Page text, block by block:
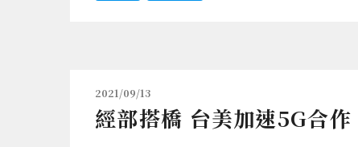
2021/09/13
經部搭橋 台美加速5G合作